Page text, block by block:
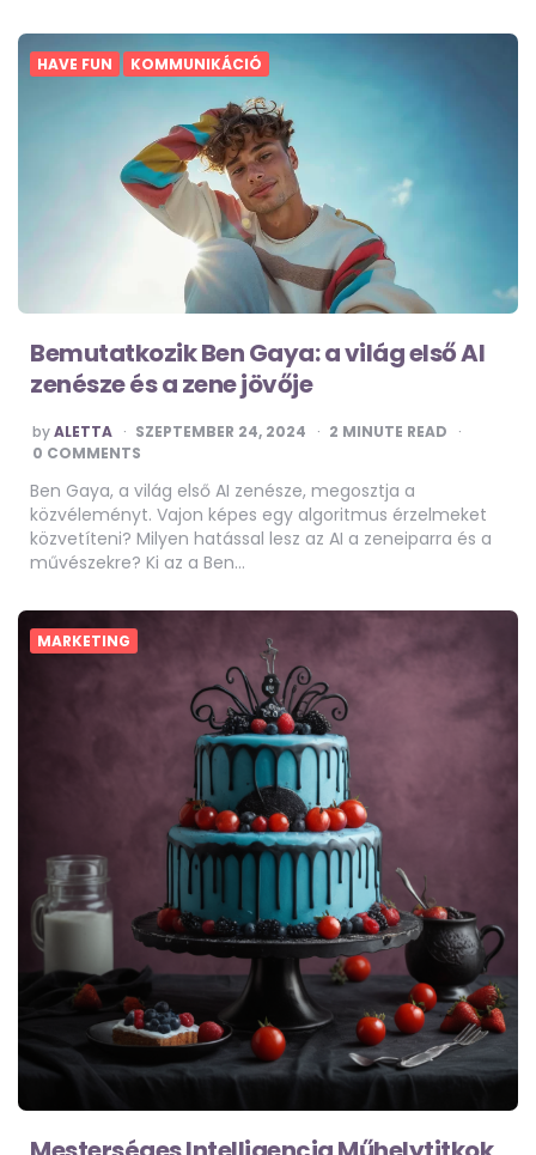
HAVE FUN KOMMUNIKÁCIÓ
Bemutatkozik Ben Gaya: a világ első AI
zenésze és a zene jövője
POSTED
BY
byALETTA SZEPTEMBER 24, 2024 2 MINUTE READ
0 COMMENTS
Ben Gaya, a világ első AI zenésze, megosztja a
közvéleményt. Vajon képes egy algoritmus érzelmeket
közvetíteni? Milyen hatással lesz az AI a zeneiparra és a
művészekre? Ki az a Ben…
MARKETING